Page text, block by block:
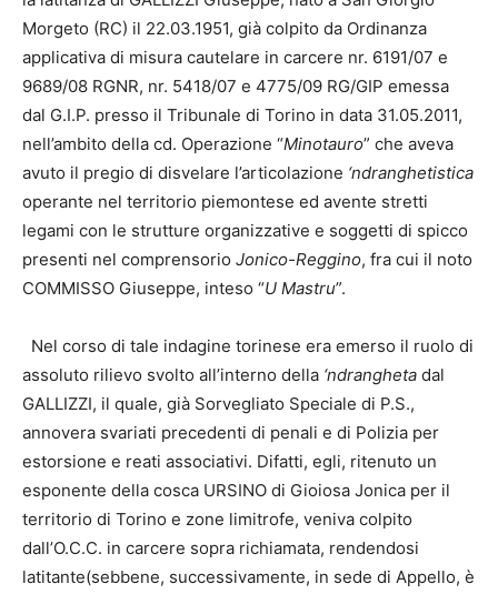
Morgeto (RC) il 22.03.1951, già colpito da Ordinanza
applicativa di misura cautelare in carcere nr. 6191/07 e
9689/08 RGNR, nr. 5418/07 e 4775/09 RG/GIP emessa
dal G.I.P. presso il Tribunale di Torino in data 31.05.2011,
nell’ambito della cd. Operazione “Minotauro” che aveva
avuto il pregio di disvelare l’articolazione ‘ndranghetistica
operante nel territorio piemontese ed avente stretti
legami con le strutture organizzative e soggetti di spicco
presenti nel comprensorio Jonico-Reggino, fra cui il noto
COMMISSO Giuseppe, inteso “U Mastru”.
Nel corso di tale indagine torinese era emerso il ruolo di
assoluto rilievo svolto all’interno della ‘ndrangheta dal
GALLIZZI, il quale, già Sorvegliato Speciale di P.S.,
annovera svariati precedenti di penali e di Polizia per
estorsione e reati associativi. Difatti, egli, ritenuto un
esponente della cosca URSINO di Gioiosa Jonica per il
territorio di Torino e zone limitrofe, veniva colpito
dall’O.C.C. in carcere sopra richiamata, rendendosi
latitante(sebbene, successivamente, in sede di Appello, è